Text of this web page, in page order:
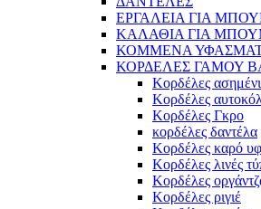
ΕΡΓΑΛΕΙΑ ΓΙΑ
ΚΑΛΑΘΙΑ ΓΙΑ
ΚΟΜΜΕΝΑ
ΚΟΡΔΕΛΕΣ ΓΑΜΟΥ
Κορδέλες
Κορδέλες
Κορδέλες Γκρο
κορδέλες δαντέλα
Κορδέλες καρό
Κορδέλες λινές
Κορδέλες
Κορδέλες ριγιέ